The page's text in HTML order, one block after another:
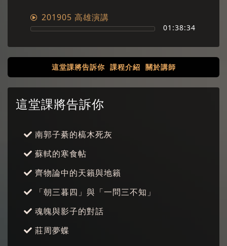
201905 高雄演講
01:38:34
這堂課將告訴你 課程介紹 關於講師
這堂課將告訴你
南郭子綦的槁木死灰
蘇軾的寒食帖
齊物論中的天籟與地籟
「朝三暮四」與「一問三不知」
魂魄與影子的對話
莊周夢蝶